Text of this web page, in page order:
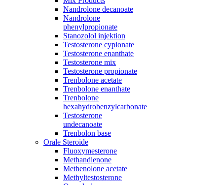
Nandrolone decanoate
Nandrolone
phenylpropionate
Stanozolol injektion
Testosterone cypionate
Testosterone enanthate
Testosterone mix
Testosterone propionate
Trenbolone acetate
Trenbolone enanthate
Trenbolone
hexahydrobenzylcarbonate
Testosterone
undecanoate
Trenbolon base
Orale Steroide
Fluoxymesterone
Methandienone
Methenolone acetate
Methyltestosterone